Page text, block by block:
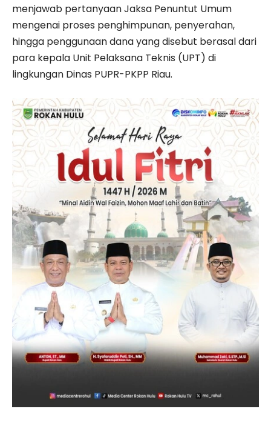
menjawab pertanyaan Jaksa Penuntut Umum
mengenai proses penghimpunan, penyerahan,
hingga penggunaan dana yang disebut berasal dari
para kepala Unit Pelaksana Teknis (UPT) di
lingkungan Dinas PUPR-PKPP Riau.